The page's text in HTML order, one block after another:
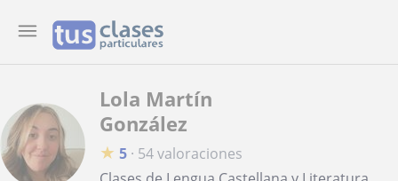
Lola Martín
González
★ 5 · 54 valoraciones